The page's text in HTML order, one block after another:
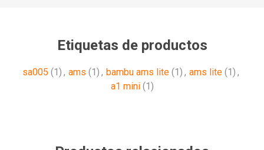
Etiquetas de productos
sa005 (1) , ams (1) , bambu ams lite (1) , ams lite (1) ,
a1 mini (1)